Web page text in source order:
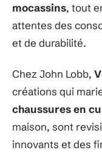
mocassins, tout
attentes des
et de durabilité.
Chez John Lobb,
créations qui
chaussures en
maison, sont
innovants et des